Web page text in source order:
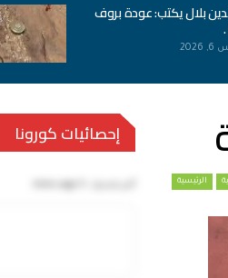
بلال يكتب: عودة بروف
الرئيسية
إحصائيات كورونا